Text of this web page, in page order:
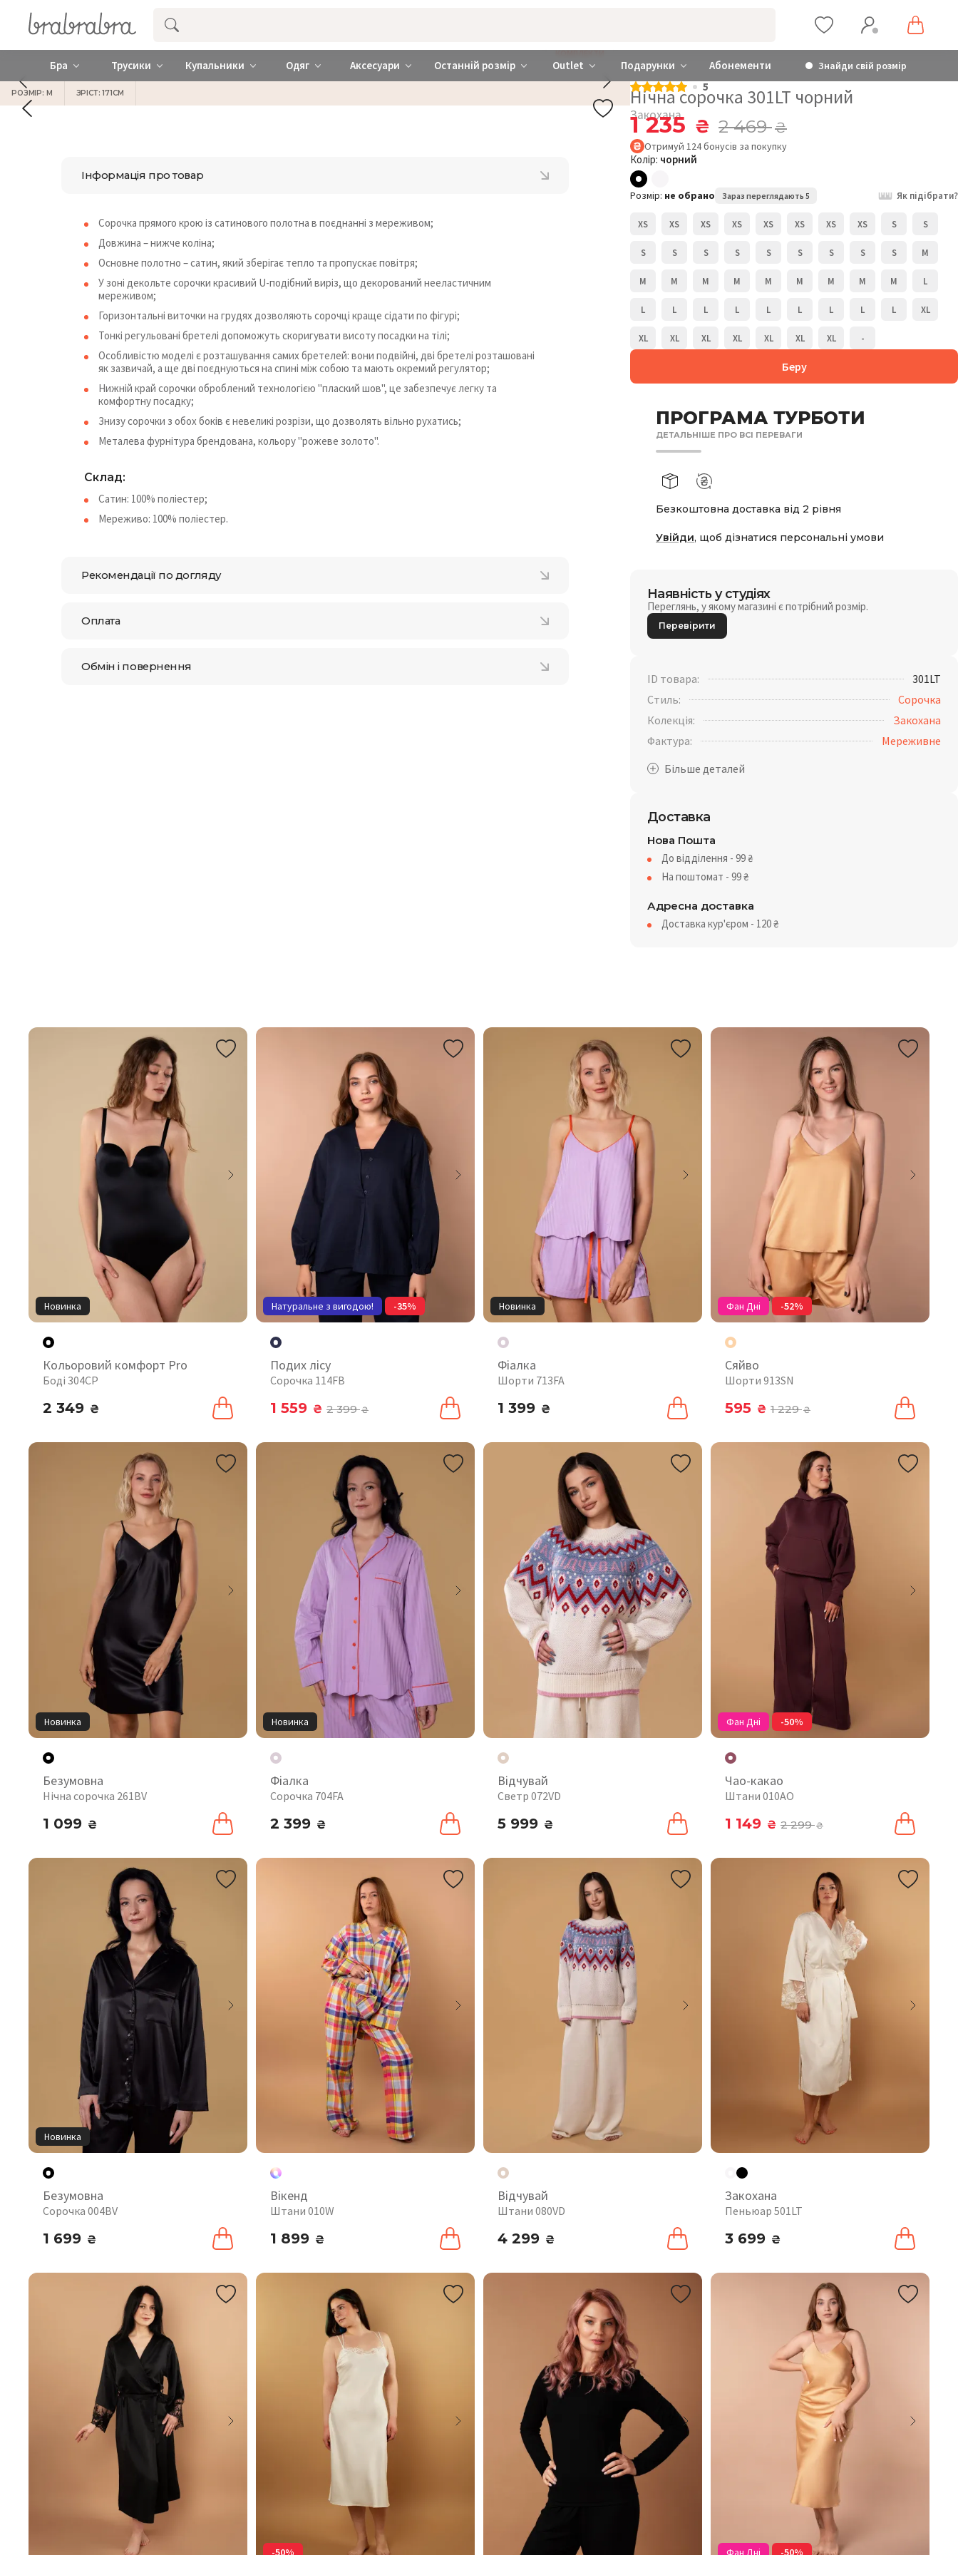
Купити нижню жіночу білизну ❤️ brabrabra ❤️ Київ та Україна
Бра Трусики Купальники Одяг Аксесуари Останній розмір Outlet Подарунки Абонементи Знайди свій розмір
КОМПЛЕКТИ
РОЗМІР: M ЗРІСТ: 171СМ 5
Нічна сорочка 301LT чорний
Закохана
1 235 ₴ 2 469₴
Отримуй 124бонусів за покупку
Колір: чорний
Розмір: не обрано Зараз переглядають 5 Як підібрати?
XS XS XS XS XS XS XS XS S S
S S S S S S S S S M
M M M M M M M M M L
L L L L L L L L L XL
XL XL XL XL XL XL XL -
Беру
ПРОГРАМА ТУРБОТИ
ДЕТАЛЬНІШЕ ПРО ВСІ ПЕРЕВАГИ
Безкоштовна доставка від 2 рівня
Увійди, щоб дізнатися персональні умови
Наявність у студіях
Переглянь, у якому магазині є потрібний розмір.
Перевірити
ID товара:
301LT
Стиль:
Сорочка
Колекція:
Закохана
Фактура:
Мереживне
Доставка
Нова Пошта
До відділення - 99₴
На поштомат - 99₴
Адресна доставка
Доставка кур'єром - 120₴
Інформація про товар
Сорочка прямого крою із сатинового полотна в поєднанні з мереживом;
Довжина – нижче коліна;
Основне полотно – сатин, який зберігає тепло та пропускає повітря;
У зоні декольте сорочки красивий U-подібний виріз, що декорований нееластичним
мереживом;
Горизонтальні виточки на грудях дозволяють сорочці краще сідати по фігурі;
Тонкі регульовані бретелі допоможуть скоригувати висоту посадки на тілі;
Особливістю моделі є розташування самих бретелей: вони подвійні, дві бретелі розташовані
як зазвичай, а ще дві поєднуються на спині між собою та мають окремий регулятор;
Нижній край сорочки оброблений технологією "плаский шов", це забезпечує легку та
комфортну посадку;
Знизу сорочки з обох боків є невеликі розрізи, що дозволять вільно рухатись;
Металева фурнітура брендована, кольору "рожеве золото".
Склад:
Сатин: 100% поліестер;
Мереживо: 100% поліестер.
Рекомендації по догляду
Оплата
Обмін і повернення
Новинка
Кольоровий комфорт Pro
Боді 304CP
2 349 ₴
Натуральне з вигодою! -35%
Подих лісу
Сорочка 114FB
1 559 ₴ 2 399₴
Новинка
Фіалка
Шорти 713FA
1 399 ₴
Фан Дні -52%
Сяйво
Шорти 913SN
595 ₴ 1 229₴
Новинка
Безумовна
Нічна сорочка 261BV
1 099 ₴
Новинка
Фіалка
Сорочка 704FA
2 399 ₴
Відчувай
Светр 072VD
5 999 ₴
Фан Дні -50%
Чао-какао
Штани 010AO
1 149 ₴ 2 299₴
Новинка
Безумовна
Сорочка 004BV
1 699 ₴
Вікенд
Штани 010W
1 899 ₴
Відчувай
Штани 080VD
4 299 ₴
Закохана
Пеньюар 501LT
3 699 ₴
-50% Фан Дні -50%